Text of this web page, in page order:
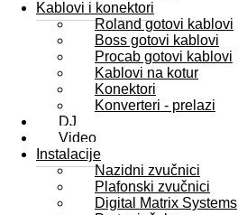
Kablovi i konektori
Roland gotovi kablovi
Boss gotovi kablovi
Procab gotovi kablovi
Kablovi na kotur
Konektori
Konverteri - prelazi
DJ
Video
Instalacije
Nazidni zvučnici
Plafonski zvučnici
Digital Matrix Systems